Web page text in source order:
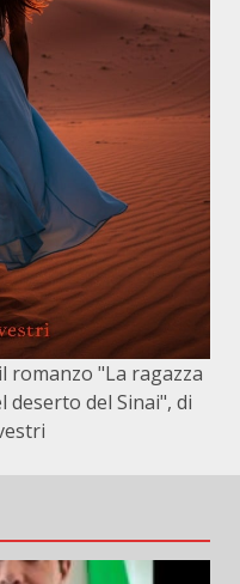
romanzo "La ragazza
del Sinai", di